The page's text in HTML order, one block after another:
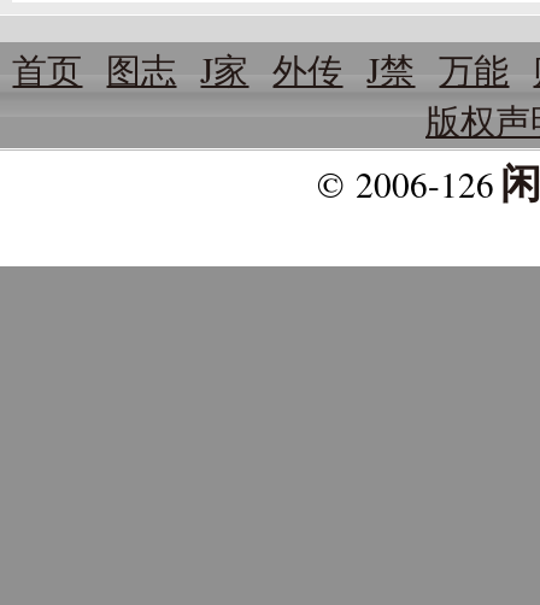
首页 图志 J家 外传 J禁 万能
版权
© 2006-126